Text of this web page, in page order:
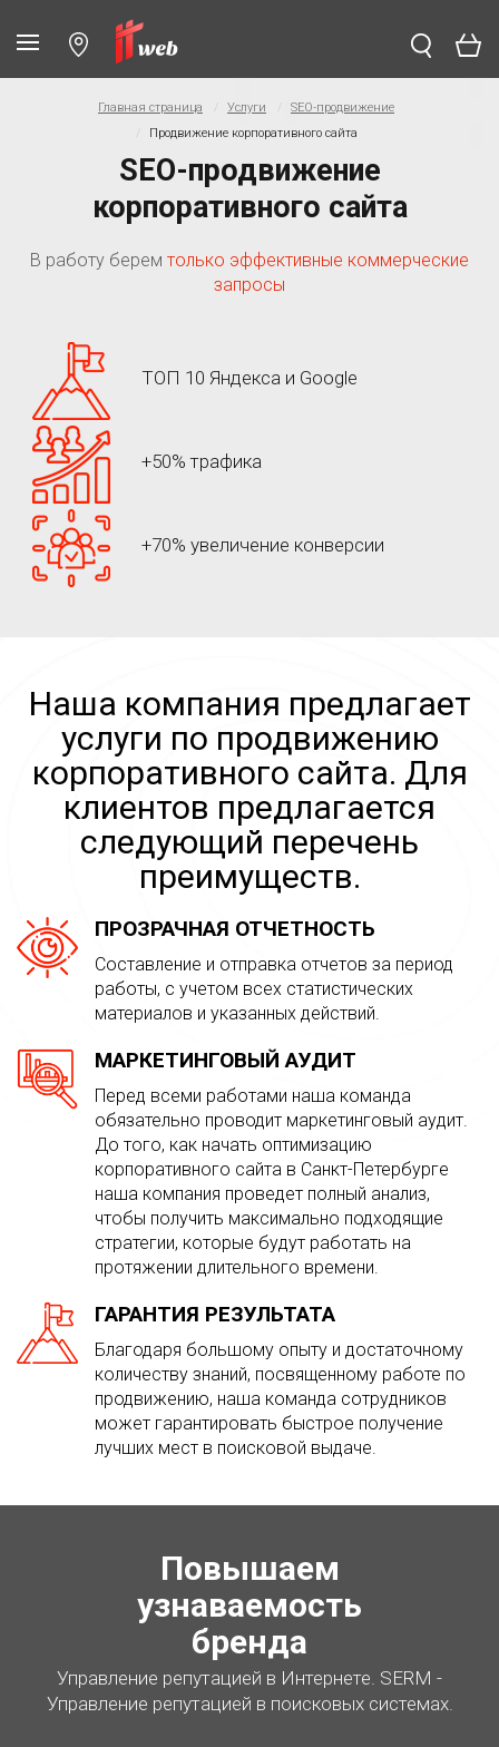
Главная страница Услуги
SEO-продвижение
Продвижение корпоративного сайта
SEO-продвижение
корпоративного сайта
В работу берем только эффективные коммерческие
запросы
ТОП 10 Яндекса и Google
+50% трафика
+70% увеличение конверсии
Наша компания предлагает
услуги по продвижению
корпоративного сайта. Для
клиентов предлагается
следующий перечень
преимуществ.
ПРОЗРАЧНАЯ ОТЧЕТНОСТЬ
Составление и отправка отчетов за период
работы, с учетом всех статистических
материалов и указанных действий.
МАРКЕТИНГОВЫЙ АУДИТ
Перед всеми работами наша команда
обязательно проводит маркетинговый аудит.
До того, как начать оптимизацию
корпоративного сайта в Санкт-Петербурге
наша компания проведет полный анализ,
чтобы получить максимально подходящие
стратегии, которые будут работать на
протяжении длительного времени.
ГАРАНТИЯ РЕЗУЛЬТАТА
Благодаря большому опыту и достаточному
количеству знаний, посвященному работе по
продвижению, наша команда сотрудников
может гарантировать быстрое получение
лучших мест в поисковой выдаче.
Повышаем
узнаваемость
бренда
Управление репутацией в Интернете. SERM -
Управление репутацией в поисковых системах.